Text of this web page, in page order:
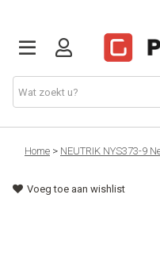
DJ gear
Lights & effects
Home > NEUTRIK NYS373-9
Voeg toe aan wishlist